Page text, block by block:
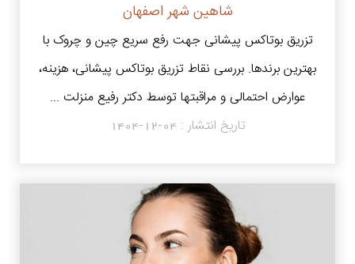
شاهین شهر اصفهان
تزریق بوتاکس پیشانی جهت رفع سریع چین و چروک با
بهترین برندها. بررسی نقاط تزریق بوتاکس پیشانی، هزینه،
عوارض احتمالی و مراقبتها توسط دکتر رفیع منزلت ...
تاریخ انتشار : 1404-12-04